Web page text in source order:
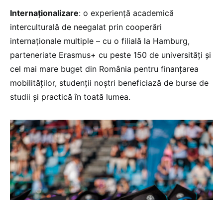
Internaționalizare: o experiență academică
interculturală de neegalat prin cooperări
internaționale multiple – cu o filială la Hamburg,
parteneriate Erasmus+ cu peste 150 de universități și
cel mai mare buget din România pentru finanțarea
mobilităților, studenții noștri beneficiază de burse de
studii și practică în toată lumea.